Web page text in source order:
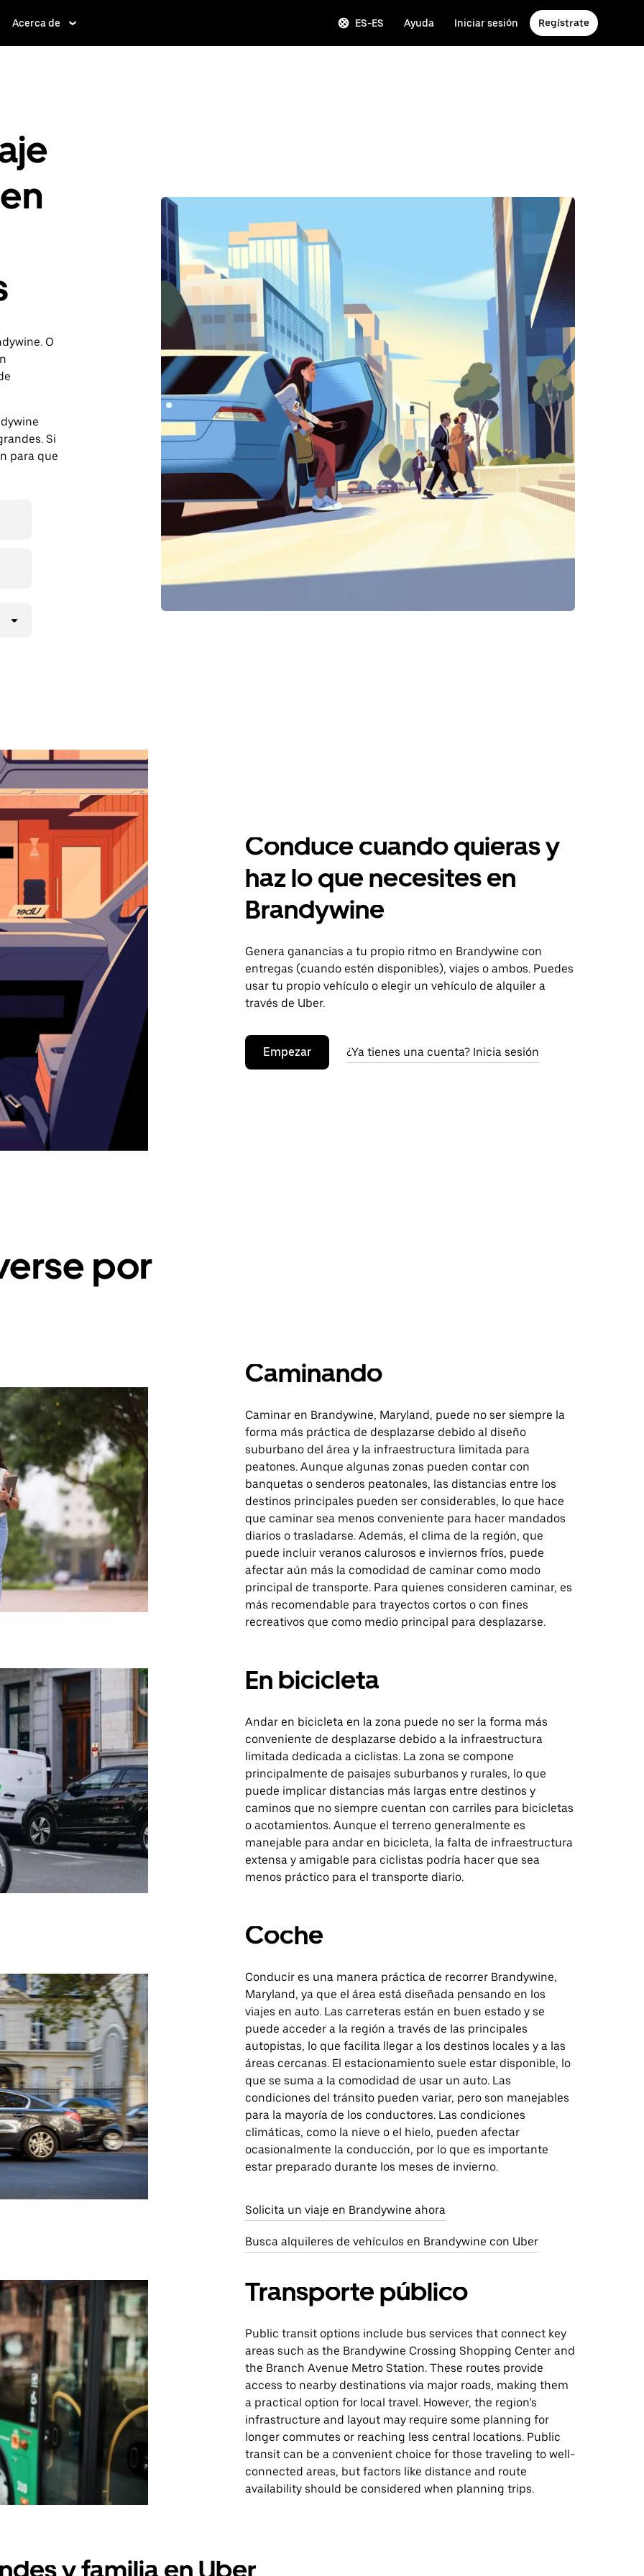
Acerca de ES-ES Ayuda Iniciar sesión Regístrate
O
Si
para que
Conduce cuando quieras y
haz lo que necesites en
Brandywine
Genera ganancias a tu propio ritmo en Brandywine con
entregas (cuando estén disponibles), viajes o ambos. Puedes
usar tu propio vehículo o elegir un vehículo de alquiler a
través de Uber.
Empezar ¿Ya tienes una cuenta? Inicia sesión
por
Caminando
Caminar en Brandywine, Maryland, puede no ser siempre la
forma más práctica de desplazarse debido al diseño
suburbano del área y la infraestructura limitada para
peatones. Aunque algunas zonas pueden contar con
banquetas o senderos peatonales, las distancias entre los
destinos principales pueden ser considerables, lo que hace
que caminar sea menos conveniente para hacer mandados
diarios o trasladarse. Además, el clima de la región, que
puede incluir veranos calurosos e inviernos fríos, puede
afectar aún más la comodidad de caminar como modo
principal de transporte. Para quienes consideren caminar, es
más recomendable para trayectos cortos o con fines
recreativos que como medio principal para desplazarse.
En bicicleta
Andar en bicicleta en la zona puede no ser la forma más
conveniente de desplazarse debido a la infraestructura
limitada dedicada a ciclistas. La zona se compone
principalmente de paisajes suburbanos y rurales, lo que
puede implicar distancias más largas entre destinos y
caminos que no siempre cuentan con carriles para bicicletas
o acotamientos. Aunque el terreno generalmente es
manejable para andar en bicicleta, la falta de infraestructura
extensa y amigable para ciclistas podría hacer que sea
menos práctico para el transporte diario.
Coche
Conducir es una manera práctica de recorrer Brandywine,
Maryland, ya que el área está diseñada pensando en los
viajes en auto. Las carreteras están en buen estado y se
puede acceder a la región a través de las principales
autopistas, lo que facilita llegar a los destinos locales y a las
áreas cercanas. El estacionamiento suele estar disponible, lo
que se suma a la comodidad de usar un auto. Las
condiciones del tránsito pueden variar, pero son manejables
para la mayoría de los conductores. Las condiciones
climáticas, como la nieve o el hielo, pueden afectar
ocasionalmente la conducción, por lo que es importante
estar preparado durante los meses de invierno.
Solicita un viaje en Brandywine ahora
Busca alquileres de vehículos en Brandywine con Uber
Transporte público
Public transit options include bus services that connect key
areas such as the Brandywine Crossing Shopping Center and
the Branch Avenue Metro Station. These routes provide
access to nearby destinations via major roads, making them
a practical option for local travel. However, the region’s
infrastructure and layout may require some planning for
longer commutes or reaching less central locations. Public
transit can be a convenient choice for those traveling to well-
connected areas, but factors like distance and route
availability should be considered when planning trips.